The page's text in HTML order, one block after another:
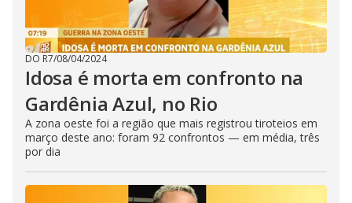
DO R7/08/04/2024
Idosa é morta em confronto na
Gardênia Azul, no Rio
A zona oeste foi a região que mais registrou tiroteios em
março deste ano: foram 92 confrontos — em média, três
por dia